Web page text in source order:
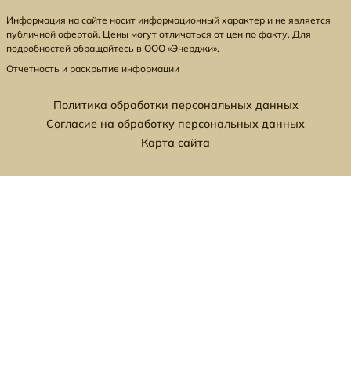
Информация на сайте носит информационный характер и не является
публичной офертой. Цены могут отличаться от цен по факту. Для
подробностей обращайтесь в ООО «Энерджи».
Отчетность и раскрытие информации
Политика обработки персональных данных
Согласие на обработку персональных данных
Карта сайта